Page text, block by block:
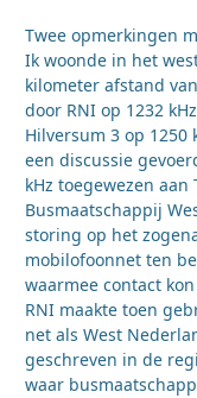
Twee opmerkingen
Ik woonde in het
kilometer afstand
door RNI op 1232
Hilversum 3 op
een discussie
kHz toegewezen
Busmaatschappij
storing op het
mobilofoonnet ten
waarmee contact
RNI maakte toen
net als West
geschreven in de
waar